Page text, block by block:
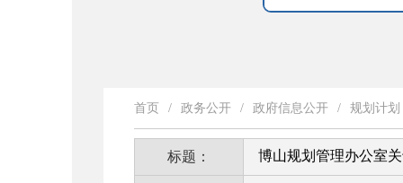
首页 / 政务公开 / 政府信息公开 / 规划计划
标题： 博山规划管理办公室